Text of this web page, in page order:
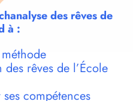
des rêves de
à :
rêves de l’École
compétences